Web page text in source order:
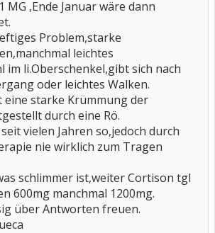
MG ,Ende Januar wäre dann
Problem,starke
leichtes
im li.Oberschenkel,gibt sich nach
oder leichtes Walken.
eine starke Krümmung der
durch eine Rö.
vielen Jahren so,jedoch durch
nie wirklich zum Tragen
schlimmer ist,weiter Cortison tgl
600mg manchmal 1200mg.
über Antworten freuen.